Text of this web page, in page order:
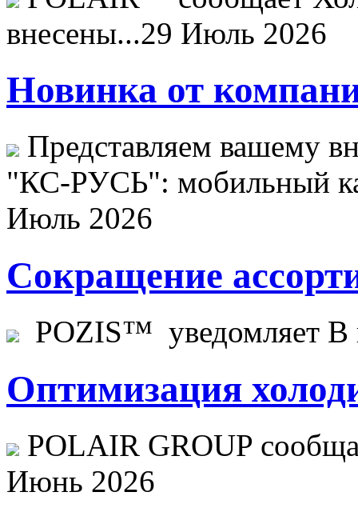
внесены...29 Июль 2026
Новинка от
Представляем вашему
"КС-РУСЬ": мобильный
Июль 2026
Сокращение
POZIS™ уведомляет В
Оптимизация
POLAIR GROUP
Июнь 2026